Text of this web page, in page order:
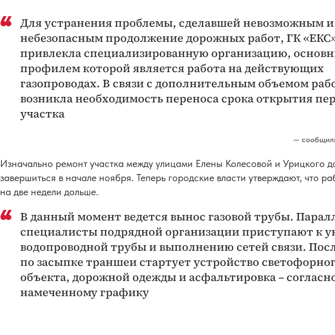
Для устранения проблемы, сделавшей невозможным и
небезопасным продолжение дорожных работ, ГК
привлекла специализированную организацию,
профилем которой является работа на действующих
газопроводах. В связи с дополнительным объемом
возникла необходимость переноса срока открытия
участка
—
Изначально ремонт участка между улицами Елены Колесовой и Урицкого
завершиться в начале ноября. Теперь городские власти утверждают, что
на две недели дольше.
В данный момент ведется вынос газовой трубы.
специалисты подрядной организации приступают к
водопроводной трубы и выполнению сетей связи.
по засыпке траншеи стартует устройство
объекта, дорожной одежды и асфальтировка –
намеченному графику